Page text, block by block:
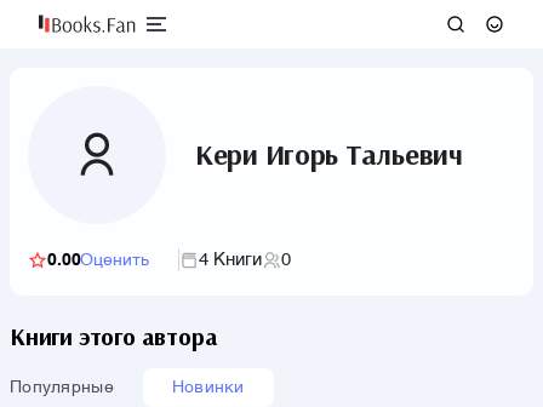
Кери Игорь Тальевич
0.00Оценить 4 Книги 0
Книги этого автора
Популярные Новинки